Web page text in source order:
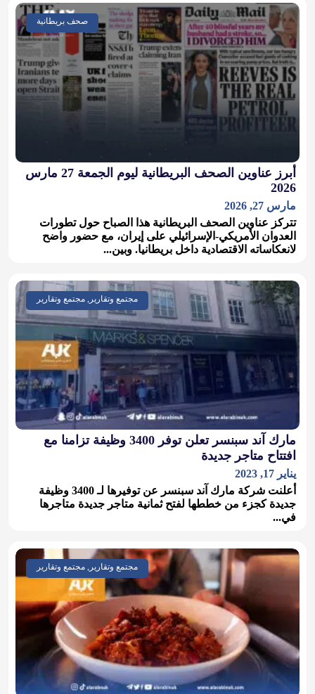
صحف بريطانية
أبرز عناوين الصحف البريطانية ليوم الجمعة 27 مارس
2026
مارس 27, 2026
تتركز عناوين الصحف البريطانية هذا الصباح حول تطورات
العدوان الأمريكي-الإسرائيلي على إيران، مع حضور واضح
لانعكاساته الاقتصادية داخل بريطانيا. وبين...
مجتمع وتقارير, مجتمع وتقارير
مارك آند سبنسر تعلن توفر 3400 وظيفة تزامنا مع
افتتاح متاجر جديدة
يناير 17, 2023
أعلنت شركة مارك آند سبنسر عن توفيرها لـ 3400 وظيفة
جديدة كجزء من خططها لفتح ثمانية متاجر جديدة متاجرها
في...
مجتمع وتقارير, مجتمع وتقارير